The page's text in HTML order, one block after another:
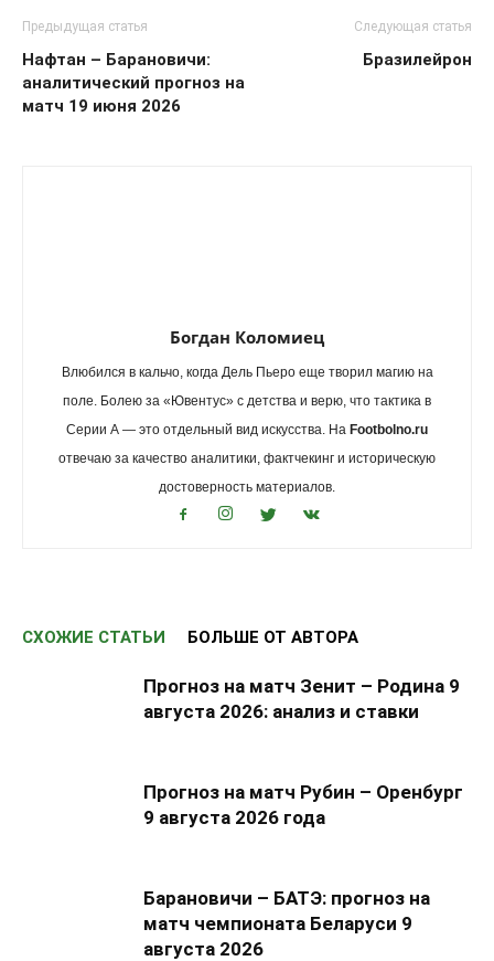
Предыдущая статья
Нафтан – Барановичи:
аналитический прогноз на
матч 19 июня 2026
Следующая статья
Бразилейрон
Богдан Коломиец
Влюбился в кальчо, когда Дель Пьеро еще творил магию на
поле. Болею за «Ювентус» с детства и верю, что тактика в
Серии А — это отдельный вид искусства. На Footbolno.ru
отвечаю за качество аналитики, фактчекинг и историческую
достоверность материалов.
СХОЖИЕ СТАТЬИ БОЛЬШЕ ОТ АВТОРА
Прогноз на матч Зенит – Родина 9
августа 2026: анализ и ставки
Прогноз на матч Рубин – Оренбург
9 августа 2026 года
Барановичи – БАТЭ: прогноз на
матч чемпионата Беларуси 9
августа 2026